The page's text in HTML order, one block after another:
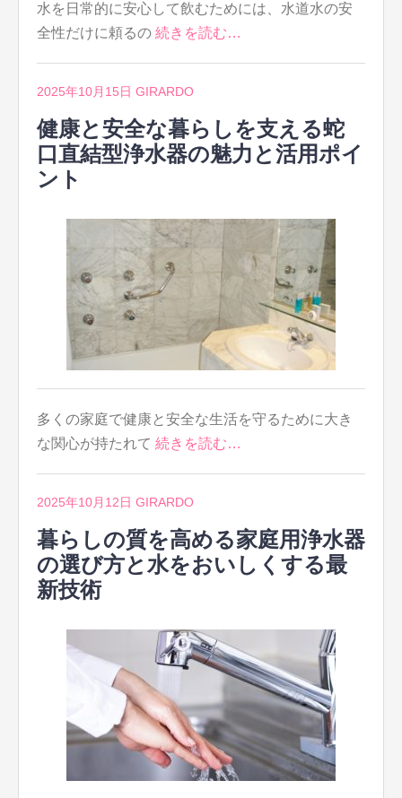
水を日常的に安心して飲むためには、水道水の安
全性だけに頼るの 続きを読む…
2025年10月15日 GIRARDO
健康と安全な暮らしを支える蛇
口直結型浄水器の魅力と活用ポイ
ント
多くの家庭で健康と安全な生活を守るために大き
な関心が持たれて 続きを読む…
2025年10月12日 GIRARDO
暮らしの質を高める家庭用浄水器
の選び方と水をおいしくする最
新技術